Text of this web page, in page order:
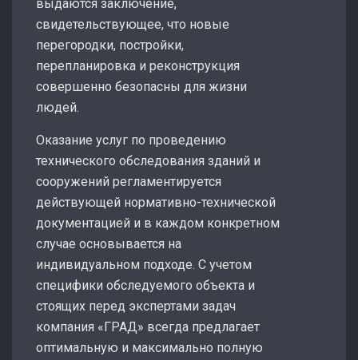
выдаются заключение,
свидетельствующее, что новые
перегородки, постройки,
перепланировка и реконструкция
совершенно безопасны для жизни
людей.
Оказание услуг по проведению
технического обследования зданий и
сооружений регламентируется
действующей нормативно-технической
документацией и в каждом конкретном
случае основывается на
индивидуальном подходе. С учетом
специфики обследуемого объекта и
стоящих перед экспертами задач
компания «ГРАД» всегда предлагает
оптимальную и максимально полную